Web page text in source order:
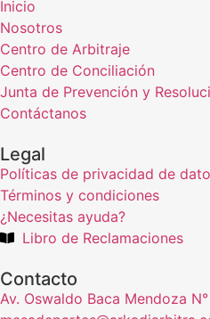
Inicio
Nosotros
Centro de Arbitraje
Centro de Conciliación
Junta de Prevención y
Contáctanos
Legal
Políticas de privacidad de
Términos y condiciones
¿Necesitas ayuda?
Libro de Reclamaciones
Contacto
Av. Oswaldo Baca Mendoza